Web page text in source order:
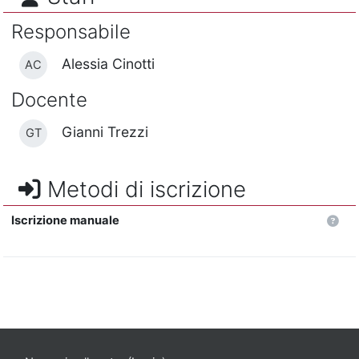
Responsabile
AC Alessia Cinotti
Docente
GT Gianni Trezzi
Metodi di iscrizione
Iscrizione manuale